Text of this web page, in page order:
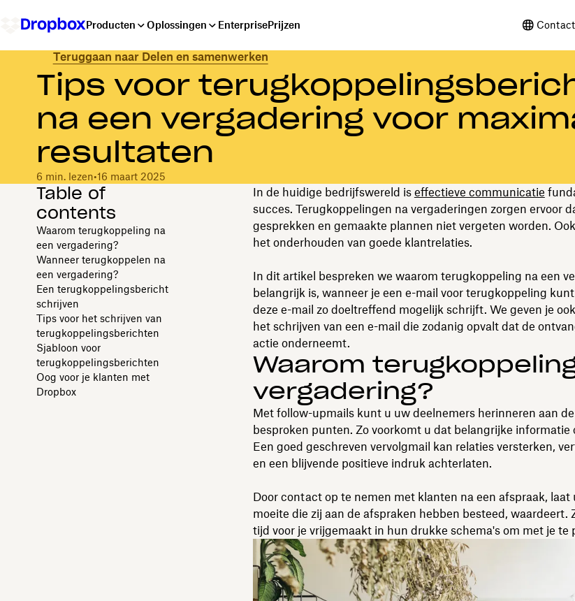
Producten Oplossingen EnterprisePrijzen
Teruggaan naar Delen en samenwerken
Tips voor
na een vergadering voor
resultaten
6 min. lezen•16 maart 2025
Table of
contents
Waarom terugkoppeling na
een vergadering?
Wanneer terugkoppelen na
een vergadering?
Een terugkoppelingsbericht
schrijven
Tips voor het schrijven van
terugkoppelingsberichten
Sjabloon voor
terugkoppelingsberichten
Oog voor je klanten met
Dropbox
In de huidige bedrijfswereld is effectieve communicatie
succes. Terugkoppelingen na vergaderingen zorgen ervoor
gesprekken en gemaakte plannen niet vergeten worden.
het onderhouden van goede klantrelaties.
In dit artikel bespreken we waarom terugkoppeling na een
belangrijk is, wanneer je een e-mail voor terugkoppeling
deze e-mail zo doeltreffend mogelijk schrijft. We geven je
het schrijven van een e-mail die zodanig opvalt dat de
actie onderneemt.
Waarom
vergadering?
Met follow-upmails kunt u uw deelnemers herinneren aan
besproken punten. Zo voorkomt u dat belangrijke
Een goed geschreven vervolgmail kan relaties versterken,
en een blijvende positieve indruk achterlaten.
Door contact op te nemen met klanten na een afspraak, laat
moeite die zij aan de afspraken hebben besteed, waardeert.
tijd voor je vrijgemaakt in hun drukke schema's om met je te